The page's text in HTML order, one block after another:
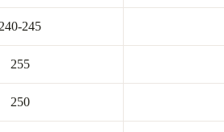
245
255
250